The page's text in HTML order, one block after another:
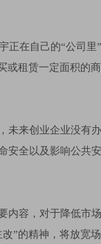
正在自己的“公司
或租赁一定面积的
来创业企业没有
全以及影响公共
内容，对于降低市
”的精神，将放宽